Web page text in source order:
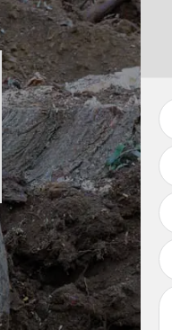
Dessouchage arbre
et haie 80